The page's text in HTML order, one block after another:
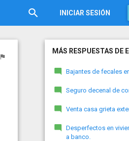
INICIAR SESIÓN
MÁS RESPUESTAS DE
Bajantes de fecales
Seguro decenal de
Venta casa grieta
Desperfectos en
a banco.